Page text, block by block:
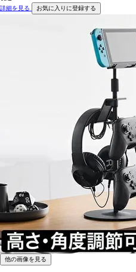
詳細を見る
お気に入りに登録する
他の画像を見る